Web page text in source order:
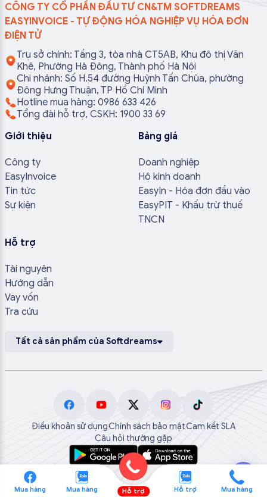
CÔNG TY CỔ PHẦN ĐẦU TƯ CN&TM SOFTDREAMS
EASYINVOICE - TỰ ĐỘNG HÓA NGHIỆP VỤ HÓA ĐƠN
ĐIỆN TỬ
Trụ sở chính: Tầng 3, tòa nhà CT5AB, Khu đô thị Văn
Khê, Phường Hà Đông, Thành phố Hà Nội
Chi nhánh: Số H.54 đường Huỳnh Tấn Chùa, phường
Đông Hưng Thuận, TP Hồ Chí Minh
Hotline mua hàng: 0986 633 426
Tổng đài hỗ trợ, CSKH: 1900 33 69
Giới thiệu
Công ty
EasyInvoice
Tin tức
Sự kiện
Bảng giá
Doanh nghiệp
Hộ kinh doanh
EasyIn - Hóa đơn đầu vào
EasyPIT - Khấu trừ thuế
TNCN
Hỗ trợ
Tài nguyên
Hướng dẫn
Vay vốn
Tra cứu
Tất cả sản phẩm của Softdreams
Điều khoản sử dụngChính sách bảo mậtCam kết SLA
Câu hỏi thường gặp
Mua hàng Mua hàng Hỗ trợ Hỗ trợ Mua hàng
💬